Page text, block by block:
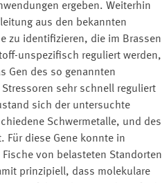
ergeben. Weiterhin
aus den bekannten
zu identifizieren, die im Brassen
unspezifisch reguliert werden,
Gen des so genannten
sehr schnell reguliert
sich der untersuchte
Schwermetalle, und des
Für diese Gene konnte in
von belasteten Standorten
prinzipiell, dass molekulare